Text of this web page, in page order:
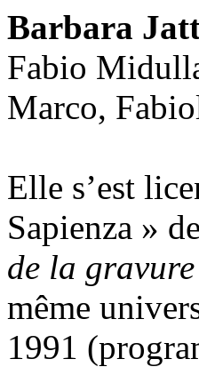
Barbara
Fabio
Marco,
Elle s’est
Sapienza »
de la
même
1991